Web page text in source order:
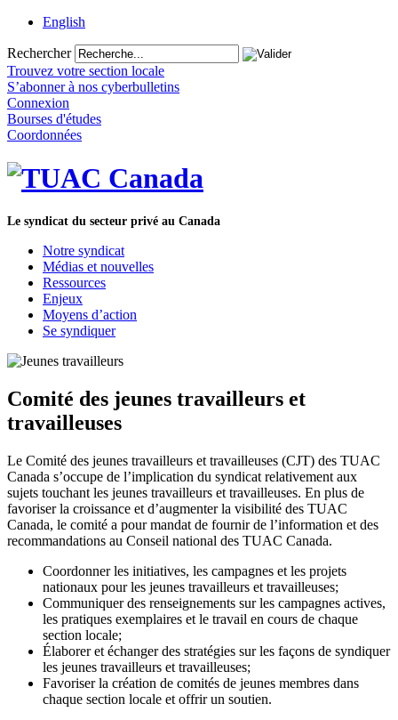
English
Rechercher
Trouvez votre section locale
S’abonner à nos cyberbulletins
Connexion
Bourses d'études
Coordonnées
Le syndicat du secteur privé au Canada
Notre syndicat
Médias et nouvelles
Ressources
Enjeux
Moyens d’action
Se syndiquer
Comité des jeunes travailleurs et
travailleuses
Le Comité des jeunes travailleurs et travailleuses (CJT) des TUAC
Canada s’occupe de l’implication du syndicat relativement aux
sujets touchant les jeunes travailleurs et travailleuses. En plus de
favoriser la croissance et d’augmenter la visibilité des TUAC
Canada, le comité a pour mandat de fournir de l’information et des
recommandations au Conseil national des TUAC Canada.
Coordonner les initiatives, les campagnes et les projets
nationaux pour les jeunes travailleurs et travailleuses;
Communiquer des renseignements sur les campagnes actives,
les pratiques exemplaires et le travail en cours de chaque
section locale;
Élaborer et échanger des stratégies sur les façons de syndiquer
les jeunes travailleurs et travailleuses;
Favoriser la création de comités de jeunes membres dans
chaque section locale et offrir un soutien.